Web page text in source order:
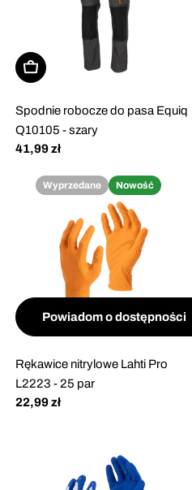
Wybierz opcje
Spodnie robocze do pasa Equiq
Q10105 - szary
Cena
41,99 zł
Wyprzedane Nowość
Powiadom o dostępności
Rękawice nitrylowe Lahti Pro
L2223 - 25 par
Cena
22,99 zł